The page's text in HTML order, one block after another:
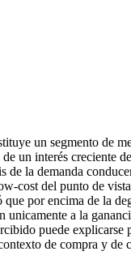
un segmento de
un interés creciente
de la demanda
cost del punto de
por encima de la
unicamente a la
puede explicarse
de compra y de